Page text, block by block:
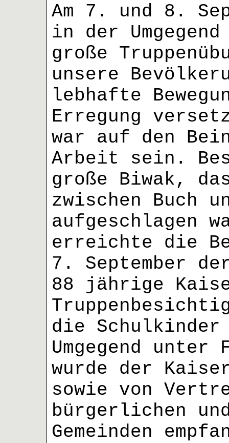
Am 7. und 8.
in der
große
unsere
lebhafte
Erregung
war auf den
Arbeit sein.
große Biwak,
zwischen Buch
aufgeschlagen
erreichte die
7. September
88 jährige
die
Umgegend
wurde der
sowie von
bürgerlichen
Gemeinden